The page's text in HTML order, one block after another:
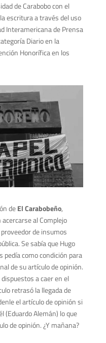
de Carabobocon el
escritura a través del uso
Interamericana de Prensa
Diario en la
Honorífica en los
deEl Carabobeño,
al Complejo
de insumos
Se sabía que Hugo
pedía como condición para
de su artículo de opinión.
a caer en el
retrasó la llegada de
el artículo de opinión si
(Eduardo Alemán) lo que
de opinión. ¿Y mañana?